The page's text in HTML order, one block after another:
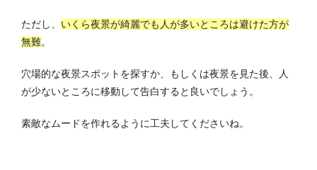
ただし、 いくら夜景が綺麗でも人が多いところは避けた方が
無難。
穴場的な夜景スポットを探すか、もしくは夜景を見た後、人
が少ないところに移動して告白すると良いでしょう。
素敵なムードを作れるように工夫してくださいね。